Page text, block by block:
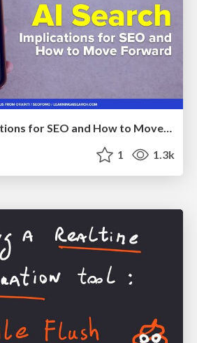
AI Search: Implications for SEO and How to Move Forward - #ShenzhenSEOConference
1 1.3k